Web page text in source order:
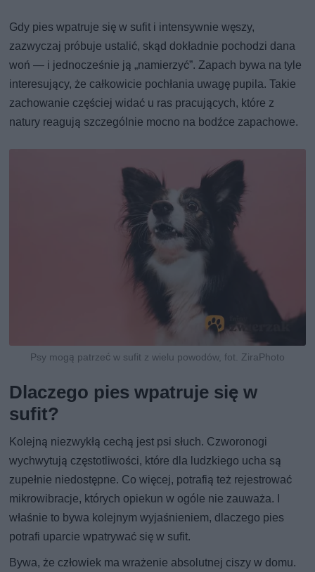
Gdy pies wpatruje się w sufit i intensywnie węszy,
zazwyczaj próbuje ustalić, skąd dokładnie pochodzi dana
woń — i jednocześnie ją „namierzyć”. Zapach bywa na tyle
interesujący, że całkowicie pochłania uwagę pupila. Takie
zachowanie częściej widać u ras pracujących, które z
natury reagują szczególnie mocno na bodźce zapachowe.
Psy mogą patrzeć w sufit z wielu powodów, fot. ZiraPhoto
Dlaczego pies wpatruje się w
sufit?
Kolejną niezwykłą cechą jest psi słuch. Czworonogi
wychwytują częstotliwości, które dla ludzkiego ucha są
zupełnie niedostępne. Co więcej, potrafią też rejestrować
mikrowibracje, których opiekun w ogóle nie zauważa. I
właśnie to bywa kolejnym wyjaśnieniem, dlaczego pies
potrafi uparcie wpatrywać się w sufit.
Bywa, że człowiek ma wrażenie absolutnej ciszy w domu.